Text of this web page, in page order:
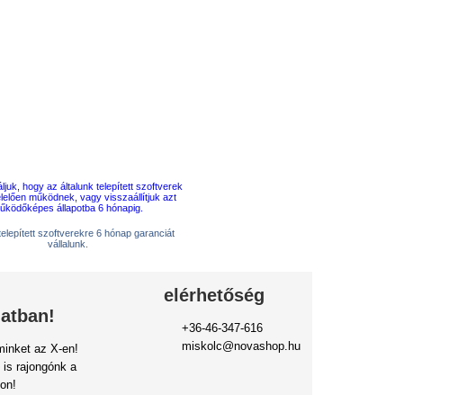
szoftverekre 6 hónap garanciát
vállalunk.
az X-en!
is rajongónk a
elérhetőség
+36-46-347-616
miskolc@novashop.hu